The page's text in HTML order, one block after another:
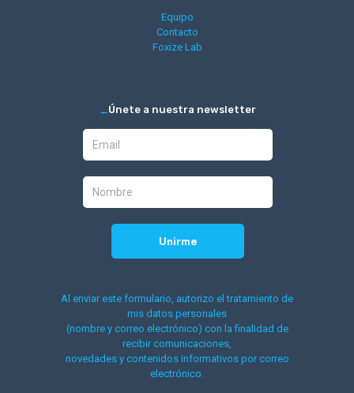
Equipo
Contacto
Foxize Lab
_Únete a nuestra newsletter
Al enviar este formulario, autorizo el tratamiento de
mis datos personales
(nombre y correo electrónico) con la finalidad de
recibir comunicaciones,
novedades y contenidos informativos por correo
electrónico.